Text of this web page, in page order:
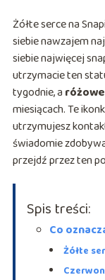
Żółte serce na
siebie nawzajem
siebie najwięcej
utrzymacie ten
tygodnie, a
miesiącach. Te
utrzymujesz
świadomie
przejdź przez ten
Spis treści:
Co
Żółte